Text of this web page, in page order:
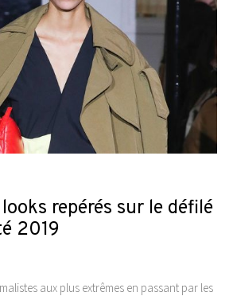
looks repérés sur le défilé
2019
aux plus extrêmes en passant par les